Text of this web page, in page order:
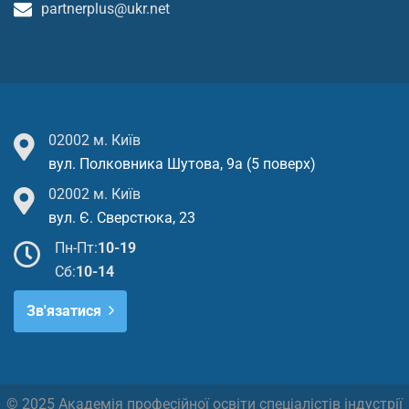
partnerplus@ukr.net
02002 м. Київ
вул. Полковника Шутова, 9а (5 поверх)
02002 м. Київ
вул. Є. Сверстюка, 23
Пн-Пт:10-19
Cб:10-14
Зв'язатися
© 2025 Академія професійної освіти спеціалістів індустрії